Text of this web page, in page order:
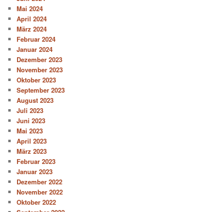
Mai 2024
April 2024
März 2024
Februar 2024
Januar 2024
Dezember 2023
November 2023
Oktober 2023
September 2023
August 2023
Juli 2023
Juni 2023
Mai 2023
April 2023
März 2023
Februar 2023
Januar 2023
Dezember 2022
November 2022
Oktober 2022